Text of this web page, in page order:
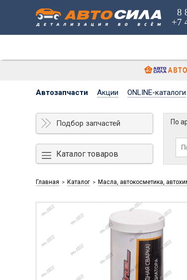
8
+7
Автозапчасти Акции ONLINE-каталоги
Подбор запчастей
Каталог товаров
По
Главная > Каталог > Масла, автокосметика,